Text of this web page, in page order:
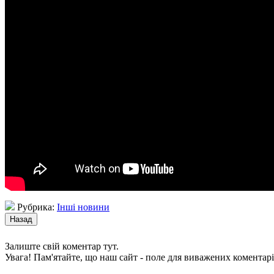
Рубрика: Інші новини
Залиште свій коментар тут.
Увага! Пам'ятайте, що наш сайт - поле для виважених